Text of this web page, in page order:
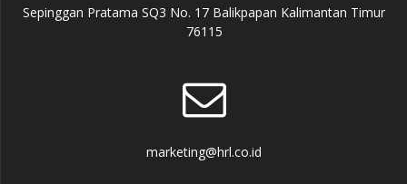
Sepinggan Pratama SQ3 No. 17 Balikpapan Kalimantan Timur
76115
marketing@hrl.co.id